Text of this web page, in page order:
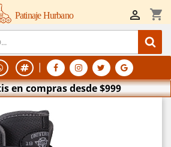
shopping_cart

Patinaje Hurbano
|
en compras desde $999